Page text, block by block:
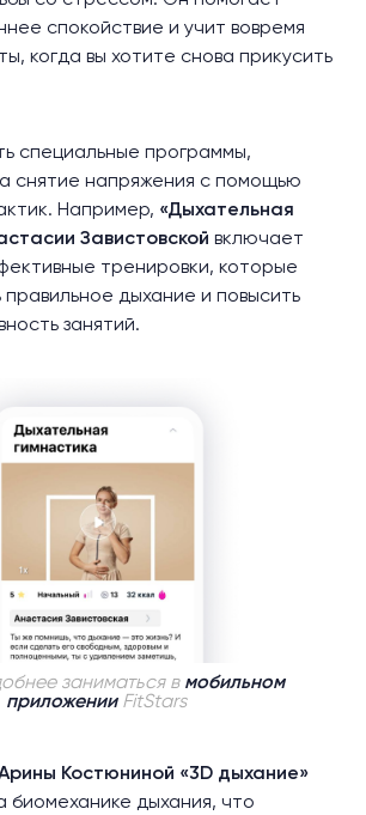
спокойствие и учит вовремя
когда вы хотите снова прикусить
специальные программы,
снятие напряжения с помощью
Например, «Дыхательная
Завистовской включает
тренировки, которые
правильное дыхание и повысить
занятий.
заниматься в мобильном
приложенииFitStars
Костюниной «3D дыхание»
биомеханике дыхания, что